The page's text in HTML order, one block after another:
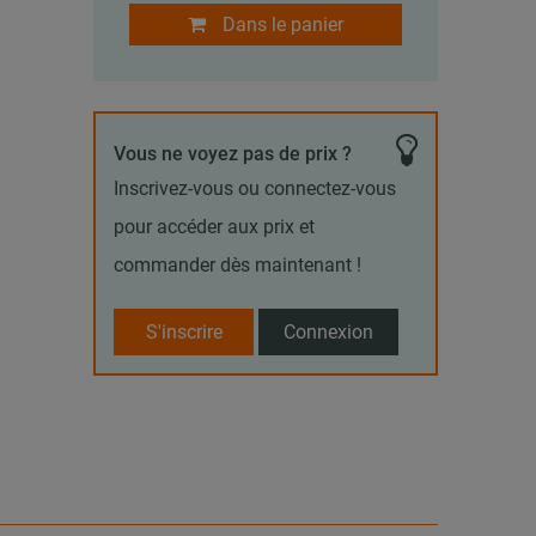
Dans le panier
Vous ne voyez pas de prix ?
Inscrivez-vous ou connectez-vous
pour accéder aux prix et
commander dès maintenant !
S'inscrire Connexion